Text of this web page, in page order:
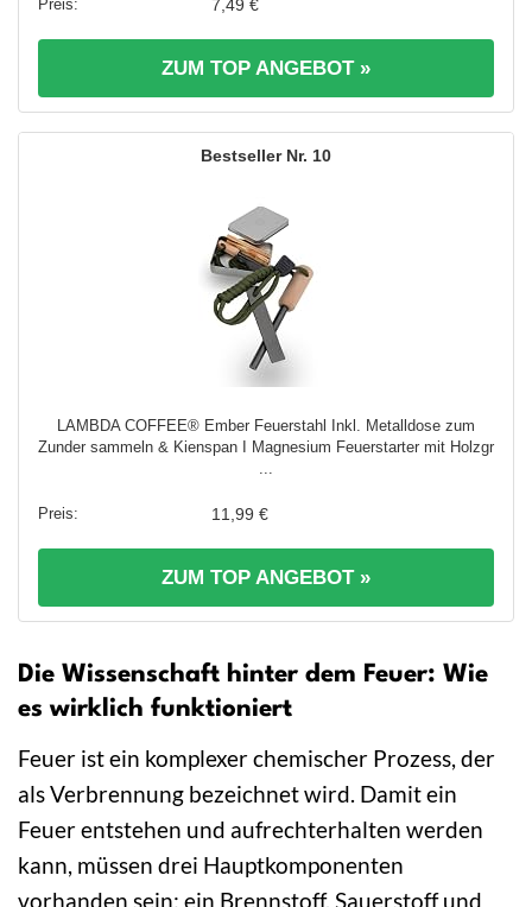
7,49 €
ZUM TOP ANGEBOT »
10
LAMBDA COFFEE® Ember Feuerstahl Inkl. Metalldose zum
Zunder sammeln & Kienspan I Magnesium Feuerstarter mit Holzgr
...
11,99 €
ZUM TOP ANGEBOT »
Die Wissenschaft hinter dem Feuer: Wie
es wirklich funktioniert
Feuer ist ein komplexer chemischer Prozess, der
als Verbrennung bezeichnet wird. Damit ein
Feuer entstehen und aufrechterhalten werden
kann, müssen drei Hauptkomponenten
vorhanden sein: ein Brennstoff, Sauerstoff und